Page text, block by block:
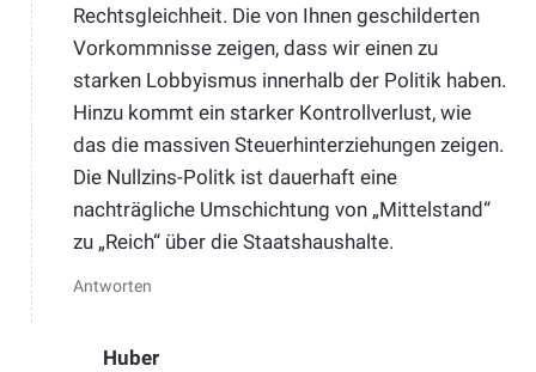
Rechtsgleichheit. Die von Ihnen geschilderten
Vorkommnisse zeigen, dass wir einen zu
starken Lobbyismus innerhalb der Politik haben.
Hinzu kommt ein starker Kontrollverlust, wie
das die massiven Steuerhinterziehungen zeigen.
Die Nullzins-Politk ist dauerhaft eine
nachträgliche Umschichtung von „Mittelstand“
zu „Reich“ über die Staatshaushalte.
Antworten
Huber